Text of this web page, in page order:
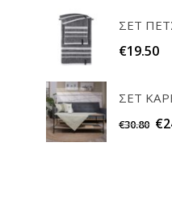
€19.50
€30.80 €